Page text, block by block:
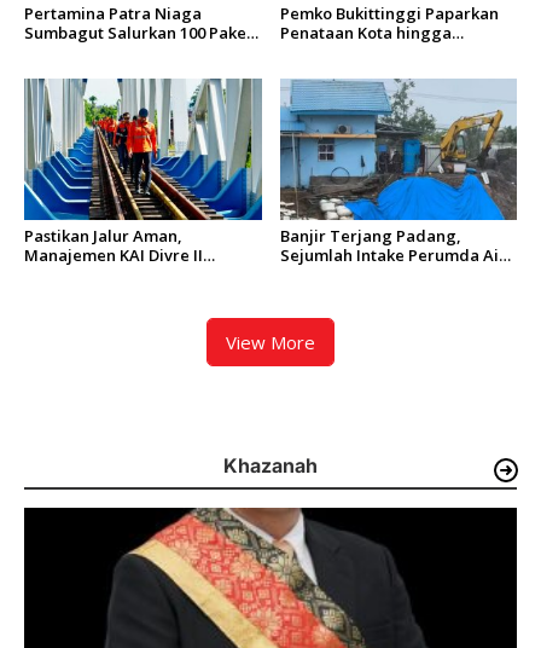
Pertamina Patra Niaga
Sumbagut Salurkan 100 Paket
Pemko Bukittinggi Paparkan
Penataan Kota hingga
Pastikan Jalur Aman,
Manajemen KAI Divre II
Banjir Terjang Padang,
Sejumlah Intake Perumda Air
View More
Khazanah